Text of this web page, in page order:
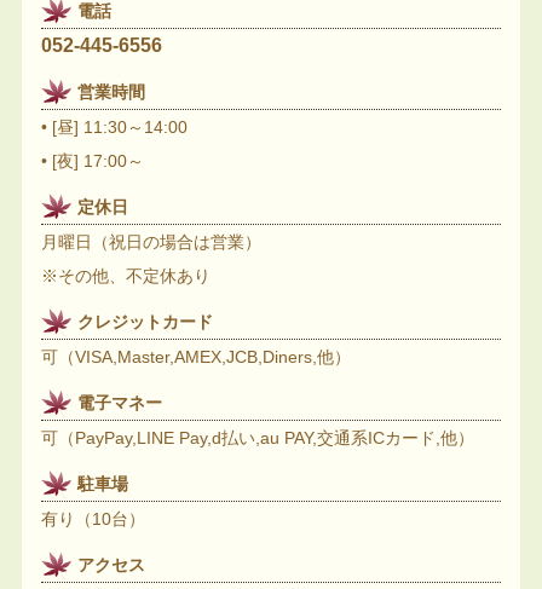
電話
052-445-6556
営業時間
• [昼] 11:30～14:00
• [夜] 17:00～
定休日
月曜日（祝日の場合は営業）
※その他、不定休あり
クレジットカード
可（VISA,Master,AMEX,JCB,Diners,他）
電子マネー
可（PayPay,LINE Pay,d払い,au PAY,交通系ICカード,他）
駐車場
有り（10台）
アクセス